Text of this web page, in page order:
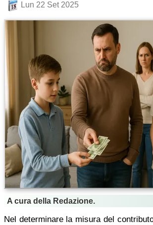
Lun 22 Set 2025
A cura della Redazione.
Nel determinare la misura del